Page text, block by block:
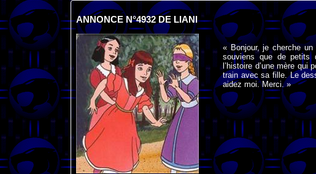
ANNONCE N°4932 DE LIANI
« Bonjour, je cherche
souviens que de petits
l’histoire d’une mère qui
train avec sa fille. Le
aidez moi. Merci. »